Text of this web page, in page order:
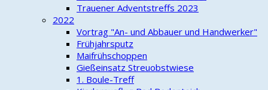
Trauener Adventstreffs 2023
2022
Vortrag "An- und Abbauer und Handwerker"
Frühjahrsputz
Maifrühschoppen
Gießeinsatz Streuobstwiese
1. Boule-Treff